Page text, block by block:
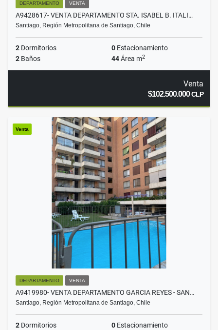
DEPARTAMENTO VENTA
A9428617- VENTA DEPARTAMENTO STA. ISABEL B. ITALI…
Santiago, Región Metropolitana de Santiago, Chile
2 Dormitorios 0 Estacionamiento
2 Baños 44Área m2
Venta
$102.500.000CLP
Venta
DEPARTAMENTO VENTA
A9419980- VENTA DEPARTAMENTO GARCIA REYES - SAN…
Santiago, Región Metropolitana de Santiago, Chile
2 Dormitorios 0 Estacionamiento